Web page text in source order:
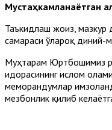
Мустаҳкамланаётган
Таъкидлаш жоиз, мазкур
самараси ўлароқ диний-
Муҳтарам Юртбошимиз
идорасининг ислом
меморандумлар
мезбонлик қилиб